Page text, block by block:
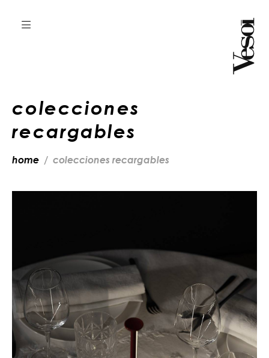
colecciones
recargables
home colecciones recargables